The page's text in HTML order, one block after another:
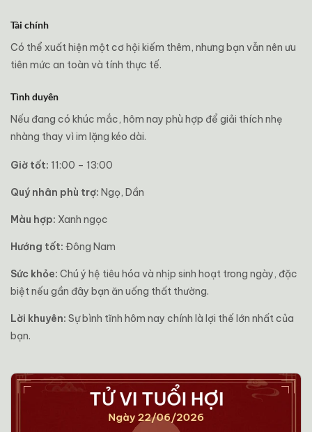
Tài chính
Có thể xuất hiện một cơ hội kiếm thêm, nhưng bạn vẫn nên ưu
tiên mức an toàn và tính thực tế.
Tình duyên
Nếu đang có khúc mắc, hôm nay phù hợp để giải thích nhẹ
nhàng thay vì im lặng kéo dài.
Giờ tốt: 11:00 – 13:00
Quý nhân phù trợ: Ngọ, Dần
Màu hợp: Xanh ngọc
Hướng tốt: Đông Nam
Sức khỏe: Chú ý hệ tiêu hóa và nhịp sinh hoạt trong ngày, đặc
biệt nếu gần đây bạn ăn uống thất thường.
Lời khuyên: Sự bình tĩnh hôm nay chính là lợi thế lớn nhất của
bạn.